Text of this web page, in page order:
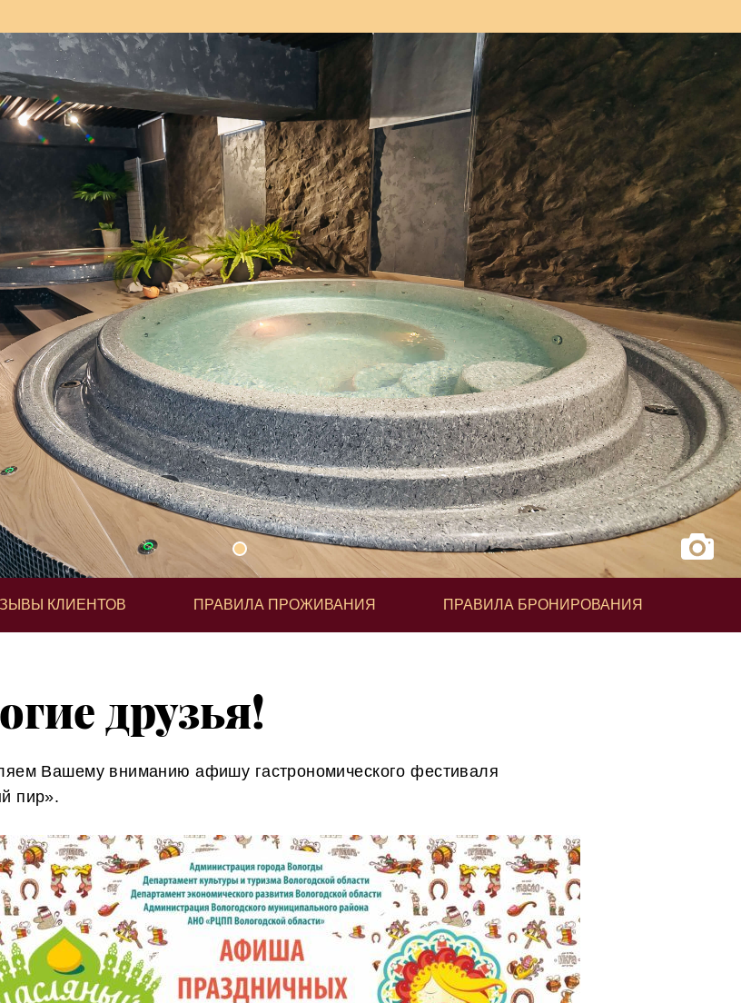
КЛИЕНТОВ ПРАВИЛА ПРОЖИВАНИЯ ПРАВИЛА БРОНИРОВАНИЯ
друзья!
Вашему вниманию афишу гастрономического фестиваля
пир».